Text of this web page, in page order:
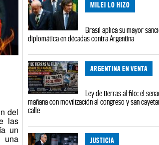
del
las
un
una
MILEI LO HIZO
Brasil aplica su mayor
diplomática en décadas contra Argentina
ARGENTINA EN VENTA
Ley de tierras al filo: el
mañana con movilización al congreso y san
calle
JUSTICIA